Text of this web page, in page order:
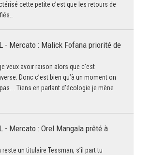
cette petite c’est que les retours de
- Mercato : Malick Fofana priorité de
veux avoir raison alors que c’est
Donc c’est bien qu’à un moment on
Tiens en parlant d’écologie je mène
- Mercato : Orel Mangala prêté à
un titulaire Tessman, s’il part tu